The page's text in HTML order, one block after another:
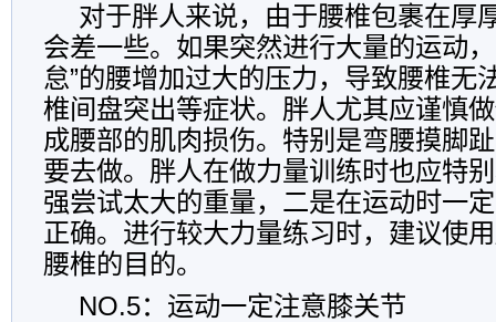
对于胖人来说，由于腰椎包裹在厚
会差一些。如果突然进行大量的运动
怠”的腰增加过大的压力，导致腰椎无
椎间盘突出等症状。胖人尤其应谨慎
成腰部的肌肉损伤。特别是弯腰摸脚
要去做。胖人在做力量训练时也应特
强尝试太大的重量，二是在运动时一
正确。进行较大力量练习时，建议使
腰椎的目的。
NO.5：运动一定注意膝关节